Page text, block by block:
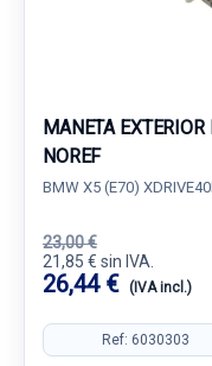
MANETA
NOREF
BMW X5 (E70)
23,00 €
21,85 € sin IVA.
26,44 € (IVA incl.)
Ref: 6030303